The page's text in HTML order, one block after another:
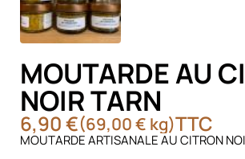
MOUTARDE AU
NOIR TARN
6,90 €(69,00 € kg)TTC
MOUTARDE ARTISANALE AU CITRON